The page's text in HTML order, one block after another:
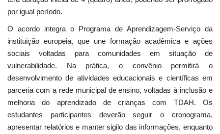
por igual período.
O acordo integra o Programa de Aprendizagem-Serviço da
instituição europeia, que une formação acadêmica e ações
sociais voltadas para comunidades em situação de
vulnerabilidade. Na prática, o convênio permitirá o
desenvolvimento de atividades educacionais e científicas em
parceria com a rede municipal de ensino, voltadas à inclusão e
melhoria do aprendizado de crianças com TDAH. Os
estudantes participantes deverão seguir o cronograma,
apresentar relatórios e manter sigilo das informações, enquanto